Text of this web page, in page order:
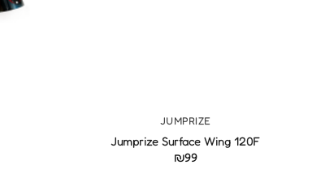
JUMPRIZE
Jumprize Surface Wing 120F
₪99